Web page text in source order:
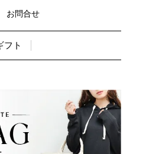
お問合せ
フト